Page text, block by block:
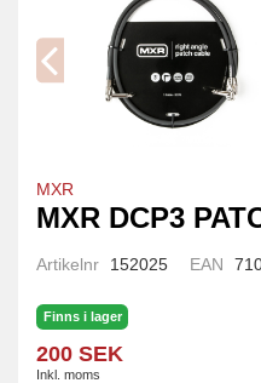
MXR
MXR DCP3
Artikelnr 152025 EAN
Finns i lager
200 SEK
Inkl. moms